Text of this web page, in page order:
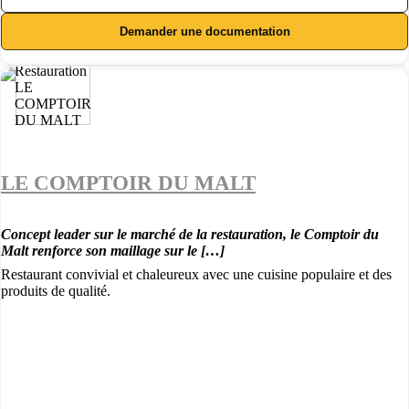
Demander une documentation
LE COMPTOIR DU MALT
Concept leader sur le marché de la restauration, le Comptoir du
Malt renforce son maillage sur le […]
Restaurant convivial et chaleureux avec une cuisine populaire et des
produits de qualité.